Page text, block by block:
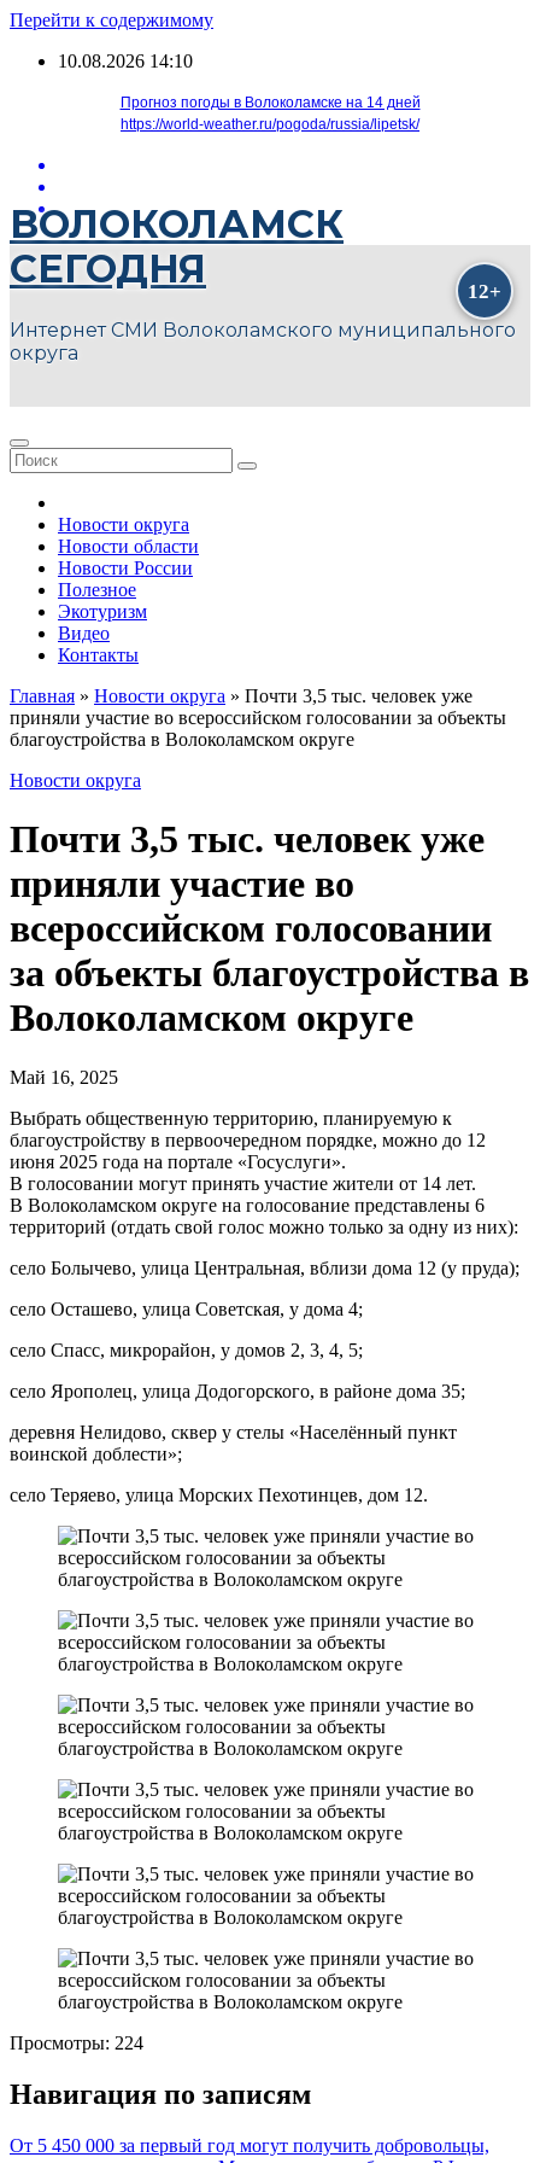
Перейти к содержимому
10.08.2026 14:10
Прогноз погоды в Волоколамске на 14 дней
https://world-weather.ru/pogoda/russia/lipetsk/
ВОЛОКОЛАМСК
СЕГОДНЯ
Интернет СМИ Волоколамского муниципального
округа
Новости округа
Новости области
Новости России
Полезное
Экотуризм
Видео
Контакты
Главная » Новости округа » Почти 3,5 тыс. человек уже
приняли участие во всероссийском голосовании за объекты
благоустройства в Волоколамском округе
Новости округа
Почти 3,5 тыс. человек уже
приняли участие во
всероссийском голосовании
за объекты благоустройства в
Волоколамском округе
Май 16, 2025
Выбрать общественную территорию, планируемую к
благоустройству в первоочередном порядке, можно до 12
июня 2025 года на портале «Госуслуги».
В голосовании могут принять участие жители от 14 лет.
В Волоколамском округе на голосование представлены 6
территорий (отдать свой голос можно только за одну из них):
село Болычево, улица Центральная, вблизи дома 12 (у пруда);
село Осташево, улица Советская, у дома 4;
село Спасс, микрорайон, у домов 2, 3, 4, 5;
село Ярополец, улица Додогорского, в районе дома 35;
деревня Нелидово, сквер у стелы «Населённый пункт
воинской доблести»;
село Теряево, улица Морских Пехотинцев, дом 12.
Просмотры: 224
Навигация по записям
От 5 450 000 за первый год могут получить добровольцы,